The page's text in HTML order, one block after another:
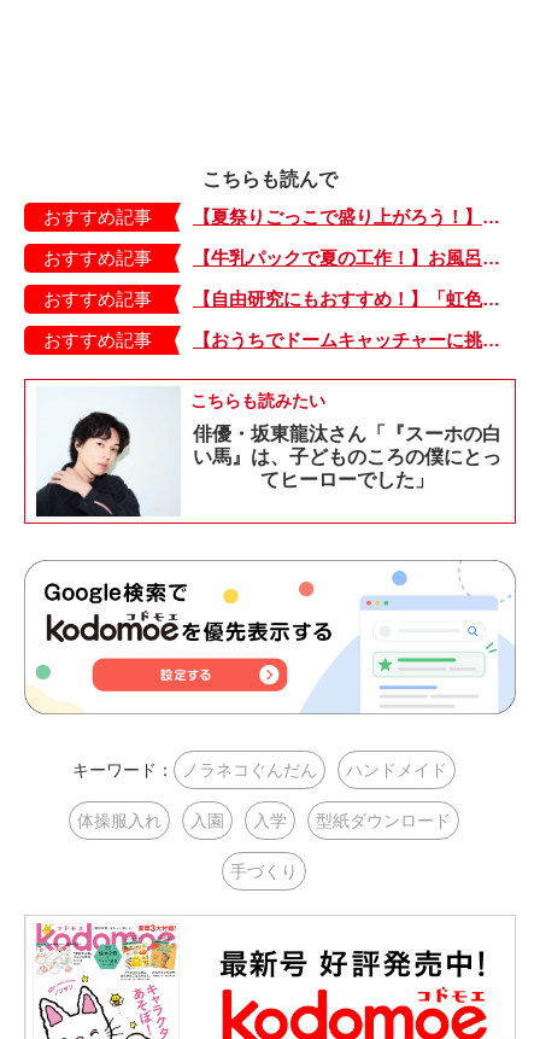
こちらも読んで
おすすめ記事
【夏祭りごっこで盛り上がろう！】紙皿やストローでフォトプロップス風のおしゃれな「おめん」の作り方
おすすめ記事
【牛乳パックで夏の工作！】お風呂やおうちプールで水に浮かべてあそぼ！「牛乳パックのぷかぷかボート」
おすすめ記事
【自由研究にもおすすめ！】「虹色うちわ」作ってみました！ 夏休みの工作に最＆高♪・編集部スタッフイチオシ！
おすすめ記事
【おうちでドームキャッチャーに挑戦だ】アンパンマン わくわくドームキャッチャー
こちらも読みたい
俳優・坂東龍汰さん「『スーホの白
い馬』は、子どものころの僕にとっ
てヒーローでした」
キーワード： ノラネコぐんだん ハンドメイド
体操服入れ 入園 入学 型紙ダウンロード
手づくり